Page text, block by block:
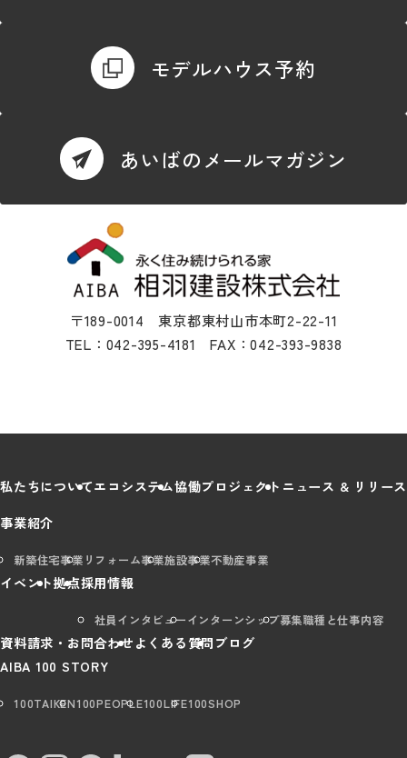
モデルハウス予約
あいばのメールマガジン
〒189-0014 東京都東村山市本町2-22-11
TEL：042-395-4181 FAX：042-393-9838
私たちについてエコシステム協働プロジェクト ニュース & リリース
事業紹介
新築住宅事業 リフォーム事業施設事業不動産事業
イベント拠点採用情報
社員インタビューインターンシップ募集職種と仕事内容
資料請求・お問合わせ よくある質問 ブログ
AIBA 100 STORY
100TAIKEN100PEOPLE100LIFE100SHOP